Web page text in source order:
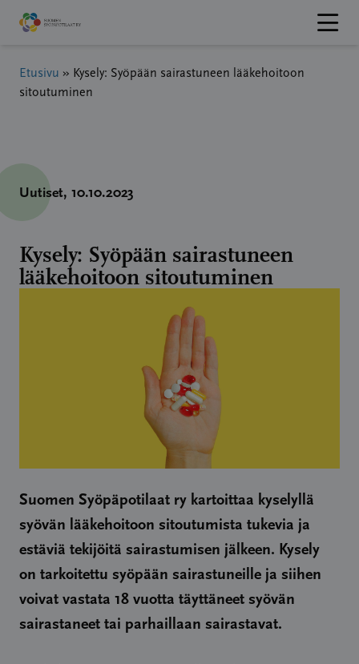
Hyppää
sisältöön
Etusivu » Kysely: Syöpään sairastuneen lääkehoitoon
sitoutuminen
Uutiset, 10.10.2023
Kysely: Syöpään sairastuneen
lääkehoitoon sitoutuminen
Suomen Syöpäpotilaat ry kartoittaa kyselyllä
syövän lääkehoitoon sitoutumista tukevia ja
estäviä tekijöitä sairastumisen jälkeen. Kysely
on tarkoitettu syöpään sairastuneille ja siihen
voivat vastata 18 vuotta täyttäneet syövän
sairastaneet tai parhaillaan sairastavat.